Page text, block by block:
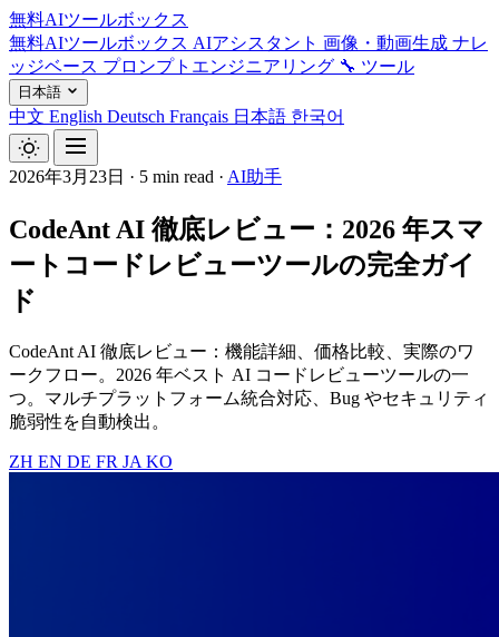
無料AIツールボックス
無料AIツールボックス AIアシスタント 画像・動画生成 ナレ
ッジベース プロンプトエンジニアリング 🔧 ツール
日本語
中文 English Deutsch Français 日本語 한국어
2026年3月23日 · 5 min read · AI助手
CodeAnt AI 徹底レビュー：2026 年スマ
ートコードレビューツールの完全ガイ
ド
CodeAnt AI 徹底レビュー：機能詳細、価格比較、実際のワ
ークフロー。2026 年ベスト AI コードレビューツールの一
つ。マルチプラットフォーム統合対応、Bug やセキュリティ
脆弱性を自動検出。
ZH EN DE FR JA KO